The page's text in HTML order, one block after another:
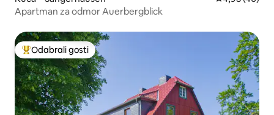
Apartman za odmor Auerbergblick
Među najviše rangiranima s oznakom „Odabrali gosti”
Odabrali gosti